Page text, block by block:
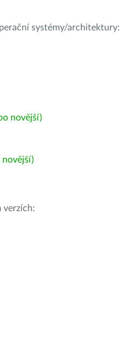
systémy/architektury:
novější)
novější)
verzích: